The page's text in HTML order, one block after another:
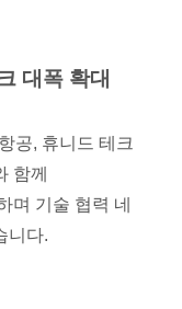
대폭 확대
공, 휴니드 테크
함께
며 기술 협력 네
니다.